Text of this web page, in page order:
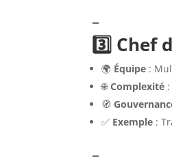
–
3️⃣ Chef
🌍 Équipe :
🌐Complexité
🧭
✅ Exemple :
–